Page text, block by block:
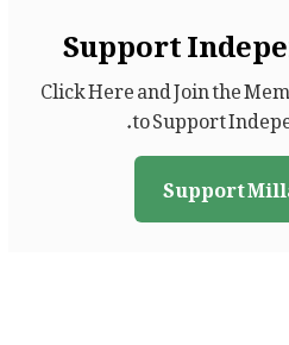
Support
Click Here and Join the
to Support
Support